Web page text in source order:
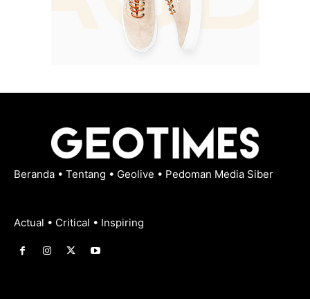
Beranda • Tentang • Geolive • Pedoman Media Siber
Actual • Critical • Inspiring